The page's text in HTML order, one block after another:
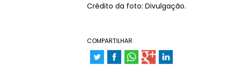
Crédito da foto: Divulgação.
COMPARTILHAR